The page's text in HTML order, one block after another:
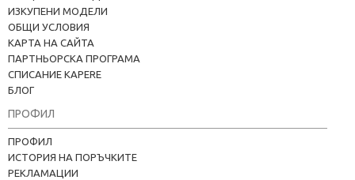
ИЗКУПЕНИ МОДЕЛИ
ОБЩИ УСЛОВИЯ
КАРТА НА САЙТА
ПАРТНЬОРСКА ПРОГРАМА
СПИСАНИЕ KAPERE
БЛОГ
ПРОФИЛ
ПРОФИЛ
ИСТОРИЯ НА ПОРЪЧКИТЕ
РЕКЛАМАЦИИ